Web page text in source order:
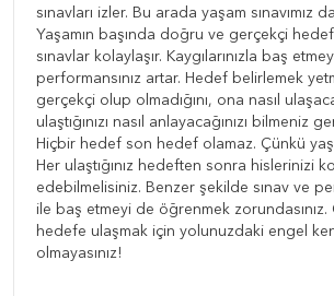
sınavları izler. Bu arada yaşam sınavımız
Yaşamın başında doğru ve gerçekçi
sınavlar kolaylaşır. Kaygılarınızla baş
performansınız artar. Hedef belirlemek
gerçekçi olup olmadığını, ona nasıl
ulaştığınızı nasıl anlayacağınızı bilmeniz
Hiçbir hedef son hedef olamaz. Çünkü
Her ulaştığınız hedeften sonra hislerinizi
edebilmelisiniz. Benzer şekilde sınav ve
ile baş etmeyi de öğrenmek
hedefe ulaşmak için yolunuzdaki engel
olmayasınız!